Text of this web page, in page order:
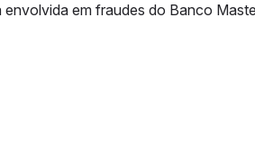
em fraudes do Banco